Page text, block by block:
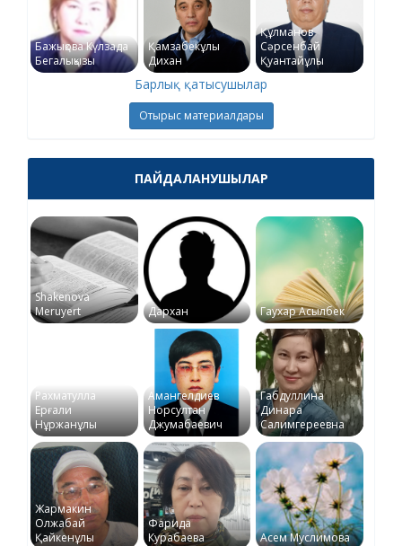
Бажықова Күлзада
Бегалықызы
Қамзабекұлы
Дихан
Құлманов
Сәрсенбай
Қуантайұлы
Барлық қатысушылар
Отырыс материалдары
ПАЙДАЛАНУШЫЛАР
Shakenova
Meruyert
Дархан Гаухар Асылбек
Рахматулла
Ерғали
Нұржанұлы
Амангелдиев
Норсултан
Джумабаевич
Габдуллина
Динара
Салимгереевна
Жармакин
Олжабай
Қайкенұлы
Фарида
Курабаева
Асем Муслимова